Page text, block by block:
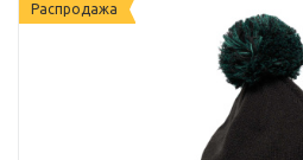
Распродажа